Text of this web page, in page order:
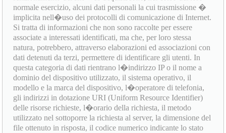
normale esercizio, alcuni dati personali la cui trasmissione �
implicita nell�uso dei protocolli di comunicazione di Internet.
Si tratta di informazioni che non sono raccolte per essere
associate a interessati identificati, ma che, per loro stessa
natura, potrebbero, attraverso elaborazioni ed associazioni con
dati detenuti da terzi, permettere di identificare gli utenti. In
questa categoria di dati rientrano l�indirizzo IP o il nome a
dominio del dispositivo utilizzato, il sistema operativo, il
modello e la marca del dispositivo, l�operatore di telefonia,
gli indirizzi in dotazione URI (Uniform Resource Identifier)
delle risorse richieste, l�orario della richiesta, il metodo
utilizzato nel sottoporre la richiesta al server, la dimensione del
file ottenuto in risposta, il codice numerico indicante lo stato